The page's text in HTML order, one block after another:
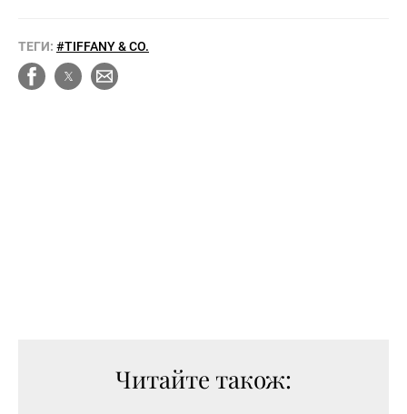
ТЕГИ: #TIFFANY & CO.
Читайте також: